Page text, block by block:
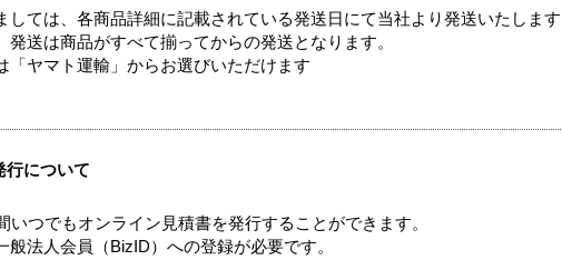
ては、各商品詳細に記載されている発送日にて当社より発送いたします
送は商品がすべて揃ってからの発送となります。
ヤマト運輸」からお選びいただけます
行について
つでもオンライン見積書を発行することができます。
法人会員（BizID）への登録が必要です。